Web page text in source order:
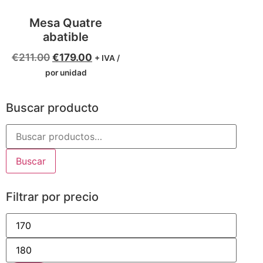
Buscar producto
Buscar
Filtrar por precio
Mesa Quatre
abatible
€211.00€179.00 + IVA /
por unidad